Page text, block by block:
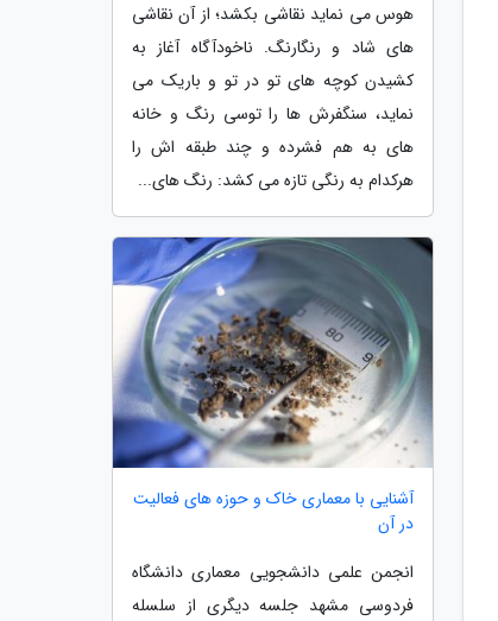
هوس می نماید نقاشی بکشد؛ از آن نقاشی
های شاد و رنگارنگ. ناخودآگاه آغاز به
کشیدن کوچه های تو در تو و باریک می
نماید، سنگفرش ها را توسی رنگ و خانه
های به هم فشرده و چند طبقه اش را
هرکدام به رنگی تازه می کشد: رنگ های...
آشنایی با معماری خاک و حوزه های فعالیت
در آن
انجمن علمی دانشجویی معماری دانشگاه
فردوسی مشهد جلسه دیگری از سلسله